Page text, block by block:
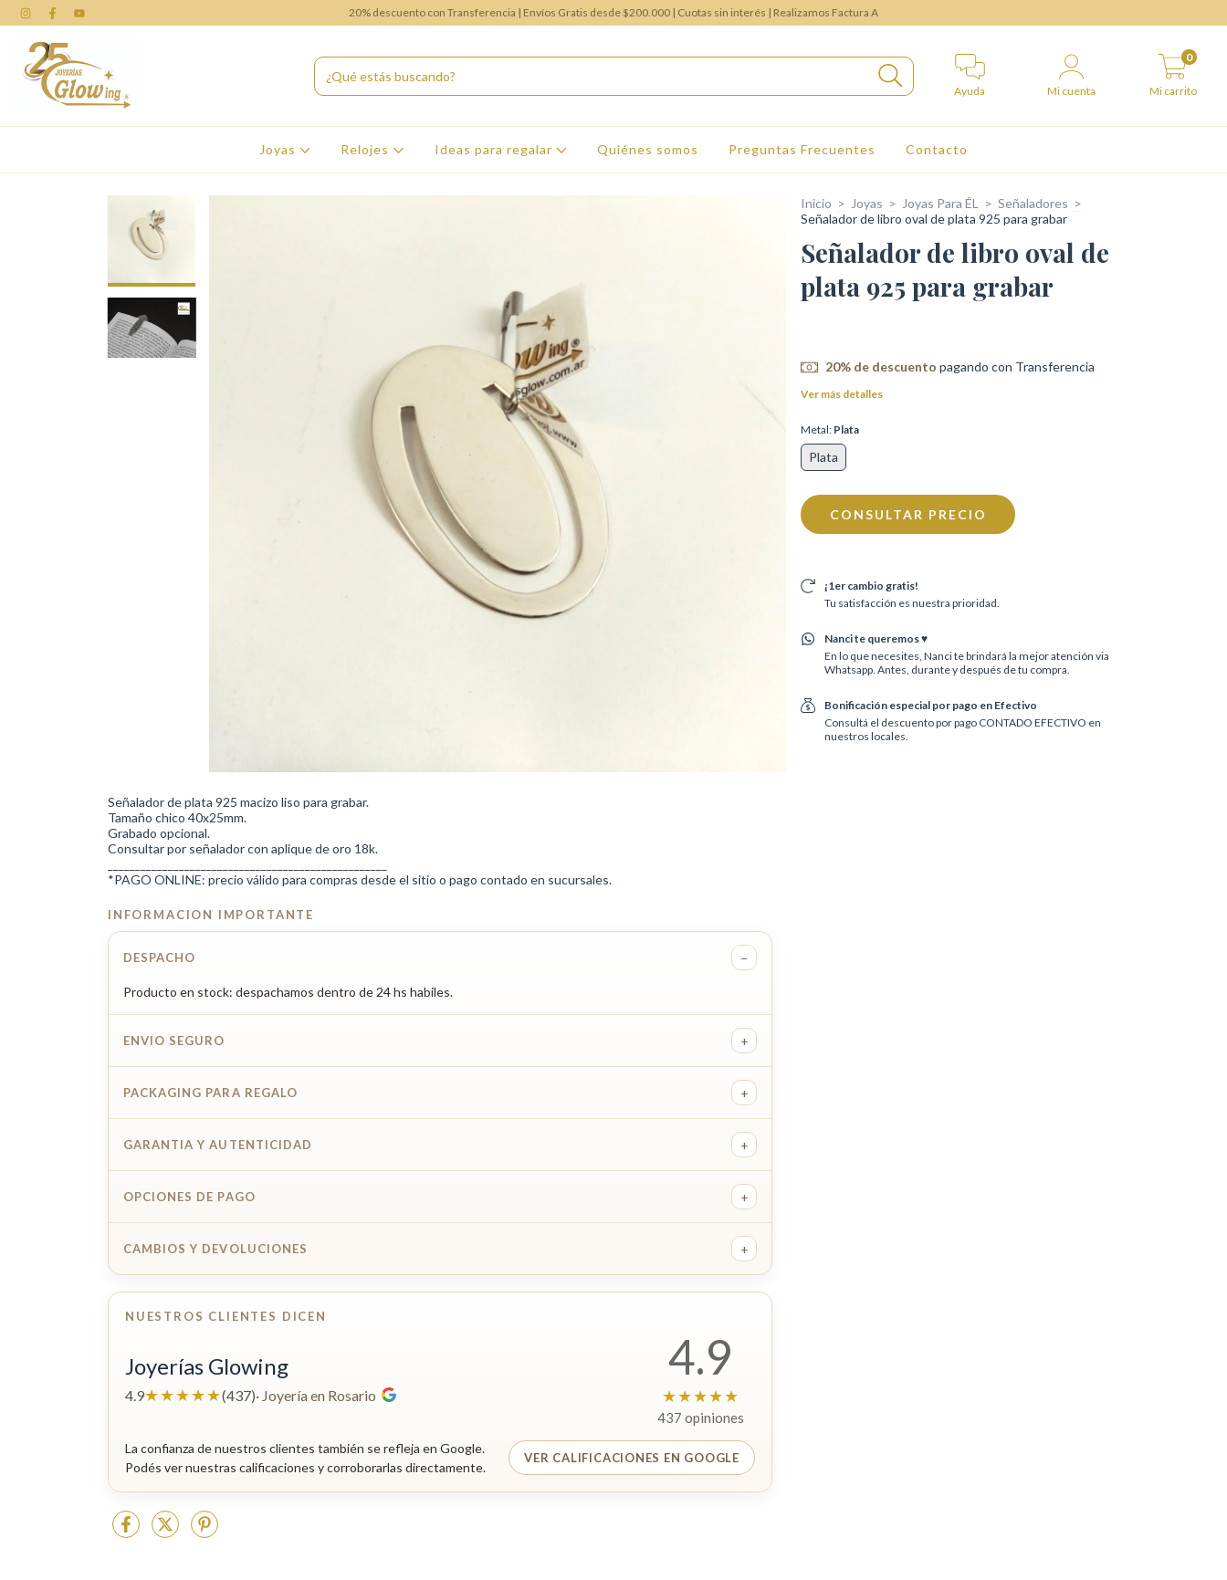
20% descuento con Transferencia | Envíos Gratis desde $200.000 | Cuotas sin interés | Realizamos Factura A
Ayuda Mi cuenta Mi carrito
0
Joyas Relojes Ideas para regalar Quiénes somos Preguntas Frecuentes Contacto
Señalador de plata 925 macizo liso para grabar.
Tamaño chico 40x25mm.
Grabado opcional.
Consultar por señalador con aplique de oro 18k.
*PAGO ONLINE: precio válido para compras desde el sitio o pago contado en sucursales.
INFORMACION IMPORTANTE
DESPACHO −
Producto en stock: despachamos dentro de 24 hs habiles.
ENVIO SEGURO +
PACKAGING PARA REGALO +
GARANTIA Y AUTENTICIDAD +
OPCIONES DE PAGO +
CAMBIOS Y DEVOLUCIONES +
NUESTROS CLIENTES DICEN
Joyerías Glowing
4.9★★★★★(437)· Joyería en Rosario
4.9
★★★★★
437 opiniones
La confianza de nuestros clientes también se refleja en Google.
Podés ver nuestras calificaciones y corroborarlas directamente.
VER CALIFICACIONES EN GOOGLE
Inicio > Joyas > Joyas Para ÉL > Señaladores >
Señalador de libro oval de plata 925 para grabar
Señalador de libro oval de
plata 925 para grabar
20% de descuento pagando con Transferencia
Ver más detalles
Metal: Plata
Plata
¡1er cambio gratis!
Tu satisfacción es nuestra prioridad.
Nanci te queremos ♥
En lo que necesites, Nanci te brindará la mejor atención via
Whatsapp. Antes, durante y después de tu compra.
Bonificación especial por pago en Efectivo
Consultá el descuento por pago CONTADO EFECTIVO en
nuestros locales.